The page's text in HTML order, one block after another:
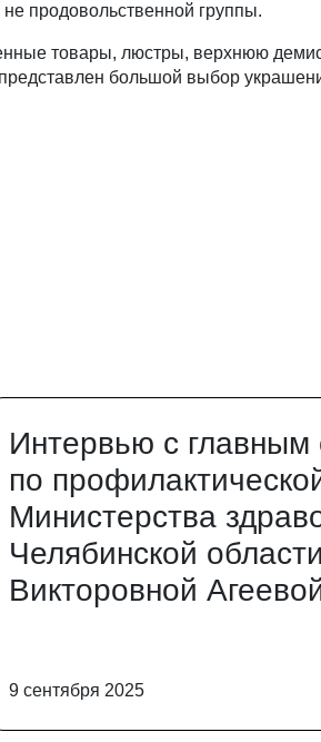
продовольственной группы.
товары, люстры, верхнюю
большой выбор
Интервью с главным
по
Министерства
Челябинской
Викторовной
9 сентября 2025